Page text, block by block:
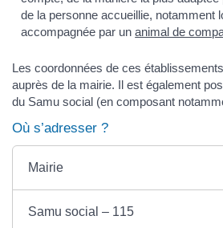
de la personne accueillie, notamment
accompagnée par unanimal de
Les coordonnées de ces
auprès de la mairie. Il est également
du Samu social (en composant
Où s’adresser ?
Mairie
Samu social – 115